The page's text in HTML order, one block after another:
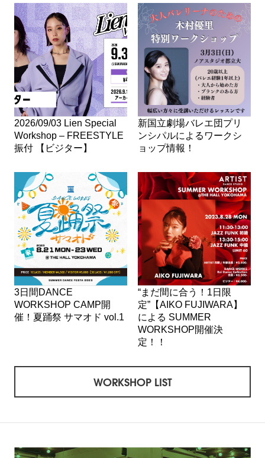
2026/09/03 Lien Special
Workshop – FREESTYLE
振付 【ビジター】
新国立劇場バレエ団プリ
ンシパルによるワークシ
ョップ情報！
3日間DANCE
WORKSHOP CAMP開
催！夏踊祭 サマオド vol.1
“まだ間に合う！1日限
定”【AIKO FUJIWARA】
による SUMMER
WORKSHOP開催決
定！！
WORKSHOP LIST